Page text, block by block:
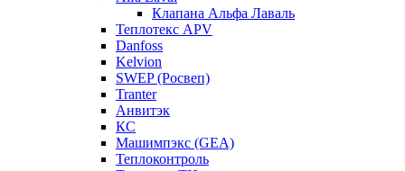
Клапана Альфа Лаваль
Теплотекс APV
Danfoss
Kelvion
SWEP (Росвеп)
Tranter
Анвитэк
КС
Машимпэкс (GEA)
Теплоконтроль